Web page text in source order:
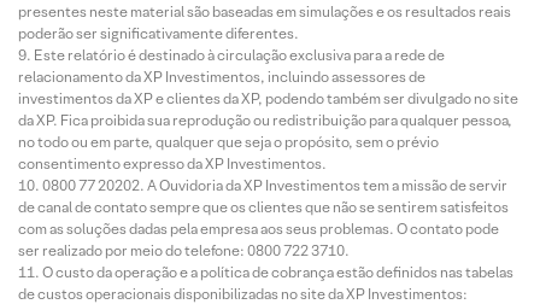
presentes neste material são baseadas em simulações e os resultados reais
poderão ser significativamente diferentes.
Este relatório é destinado à circulação exclusiva para a rede de
relacionamento da XP Investimentos, incluindo assessores de
investimentos da XP e clientes da XP, podendo também ser divulgado no site
da XP. Fica proibida sua reprodução ou redistribuição para qualquer pessoa,
no todo ou em parte, qualquer que seja o propósito, sem o prévio
consentimento expresso da XP Investimentos.
0800 77 20202. A Ouvidoria da XP Investimentos tem a missão de servir
de canal de contato sempre que os clientes que não se sentirem satisfeitos
com as soluções dadas pela empresa aos seus problemas. O contato pode
ser realizado por meio do telefone: 0800 722 3710.
O custo da operação e a política de cobrança estão definidos nas tabelas
de custos operacionais disponibilizadas no site da XP Investimentos: